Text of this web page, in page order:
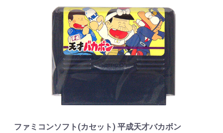
ファミコンソフト(カセット) 平成天才バカボン